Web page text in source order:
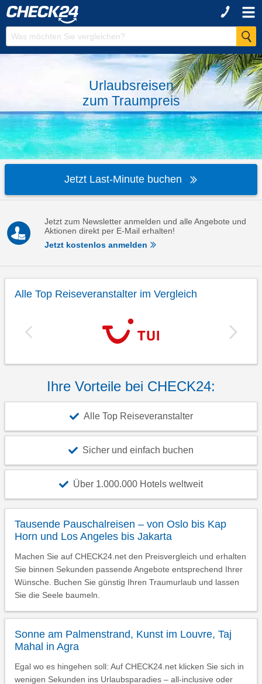
Urlaubsreisen
zum Traumpreis
Jetzt Last-Minute buchen
Jetzt zum Newsletter anmelden und alle Angebote und
Aktionen direkt per E-Mail erhalten!
Jetzt kostenlos anmelden
Alle Top Reiseveranstalter im Vergleich
Ihre Vorteile bei CHECK24:
Alle Top Reiseveranstalter
Sicher und einfach buchen
Über 1.000.000 Hotels weltweit
Tausende Pauschalreisen – von Oslo bis Kap
Horn und Los Angeles bis Jakarta
Machen Sie auf CHECK24.net den Preisvergleich und erhalten
Sie binnen Sekunden passende Angebote entsprechend Ihrer
Wünsche. Buchen Sie günstig Ihren Traumurlaub und lassen
Sie die Seele baumeln.
Sonne am Palmenstrand, Kunst im Louvre, Taj
Mahal in Agra
Egal wo es hingehen soll: Auf CHECK24.net klicken Sie sich in
wenigen Sekunden ins Urlaubsparadies – all-inclusive oder